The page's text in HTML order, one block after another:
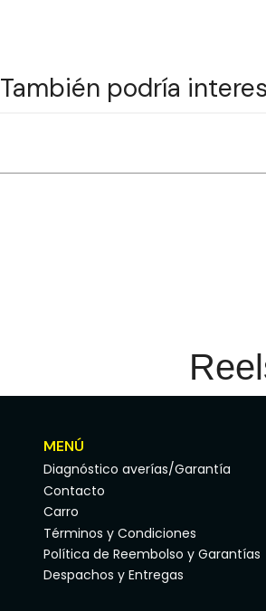
También podría
MENÚ
Diagnóstico averías/Garantía
Contacto
Carro
Términos y Condiciones
Política de Reembolso y Garantías
Despachos y Entregas